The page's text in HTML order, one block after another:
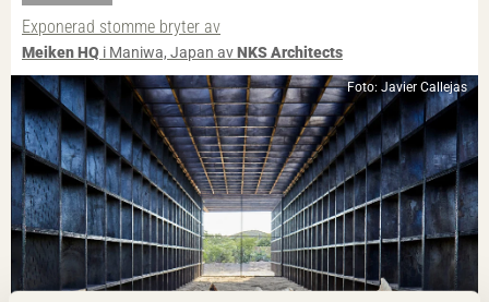
Exponerad stomme bryter av
Meiken HQ i Maniwa, Japan avNKS Architects
Foto: Javier Callejas